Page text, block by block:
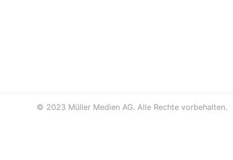
© 2023 Müller Medien AG. Alle Rechte vorbehalten.